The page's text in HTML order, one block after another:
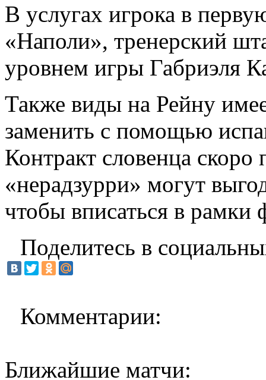
В услугах игрока в
«Наполи», тренерский
уровнем игры Габриэля
Также виды на Рейну
заменить с помощью
Контракт словенца скоро
«нерадзурри» могут
чтобы вписаться в рамки
Поделитесь в
Комментарии:
Ближайшие матчи: